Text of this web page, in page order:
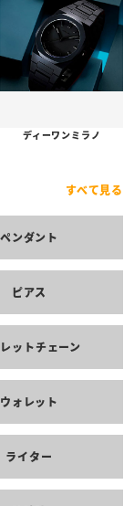
ディーワンミラノ
すべて見る
ペンダント
ピアス
ットチェーン
ウォレット
ライター